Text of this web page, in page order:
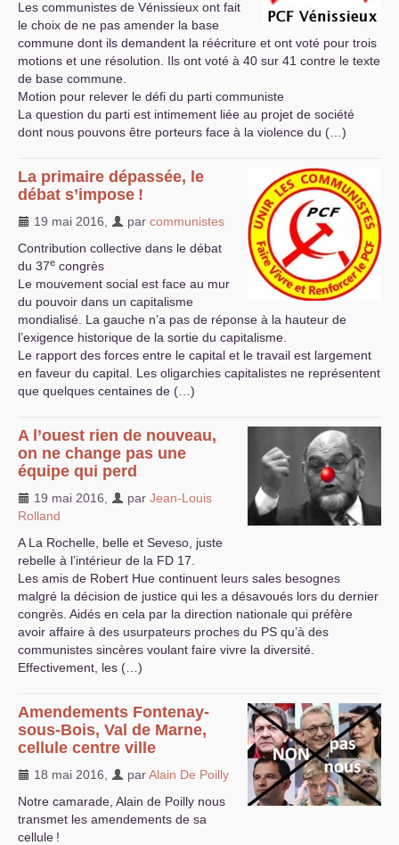
Les communistes de Vénissieux ont fait
le choix de ne pas amender la base
commune dont ils demandent la réécriture et ont voté pour trois
motions et une résolution. Ils ont voté à 40 sur 41 contre le texte
de base commune.
Motion pour relever le défi du parti communiste
La question du parti est intimement liée au projet de société
dont nous pouvons être porteurs face à la violence du (…)
La primaire dépassée, le
débat s’impose !
19 mai 2016 par communistes
Contribution collective dans le débat
du 37e congrès
Le mouvement social est face au mur
du pouvoir dans un capitalisme
mondialisé. La gauche n’a pas de réponse à la hauteur de
l’exigence historique de la sortie du capitalisme.
Le rapport des forces entre le capital et le travail est largement
en faveur du capital. Les oligarchies capitalistes ne représentent
que quelques centaines de (…)
A l’ouest rien de nouveau,
on ne change pas une
équipe qui perd
19 mai 2016 par Jean-Louis
Rolland
A La Rochelle, belle et Seveso, juste
rebelle à l’intérieur de la FD 17.
Les amis de Robert Hue continuent leurs sales besognes
malgré la décision de justice qui les a désavoués lors du dernier
congrès. Aidés en cela par la direction nationale qui préfère
avoir affaire à des usurpateurs proches du PS qu’à des
communistes sincères voulant faire vivre la diversité.
Effectivement, les (…)
Amendements Fontenay-
sous-Bois, Val de Marne,
cellule centre ville
18 mai 2016 parAlain De Poilly
Notre camarade, Alain de Poilly nous
transmet les amendements de sa
cellule !